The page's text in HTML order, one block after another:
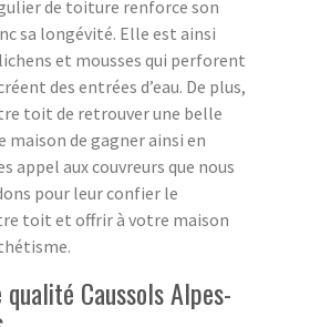
de toiture renforce son
sa longévité. Elle est ainsi
et mousses qui perforent
des entrées d’eau. De plus,
toit de retrouver une belle
maison de gagner ainsi en
appel aux couvreurs que nous
pour leur confier le
toit et offrir à votre maison
Caussols Alpes-